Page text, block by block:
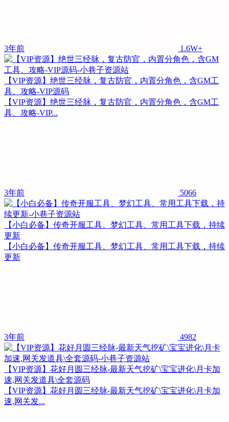
3年前 1.6W+
【VIP资源】绝世三经脉，复古防官，内置分角色，含GM工
具、攻略-VIP源码
【VIP资源】绝世三经脉，复古防官，内置分角色，含GM工
具、攻略-VIP...
3年前 5066
【小白必备】传奇开服工具、梦幻工具、常用工具下载，持续
更新
【小白必备】传奇开服工具、梦幻工具、常用工具下载，持续
更新
3年前 4982
【VIP资源】花好月圆三经脉-最新天气挖矿\宝宝进化\月卡加
速,网关发道具\全套源码
【VIP资源】花好月圆三经脉-最新天气挖矿\宝宝进化\月卡加
速,网关发...